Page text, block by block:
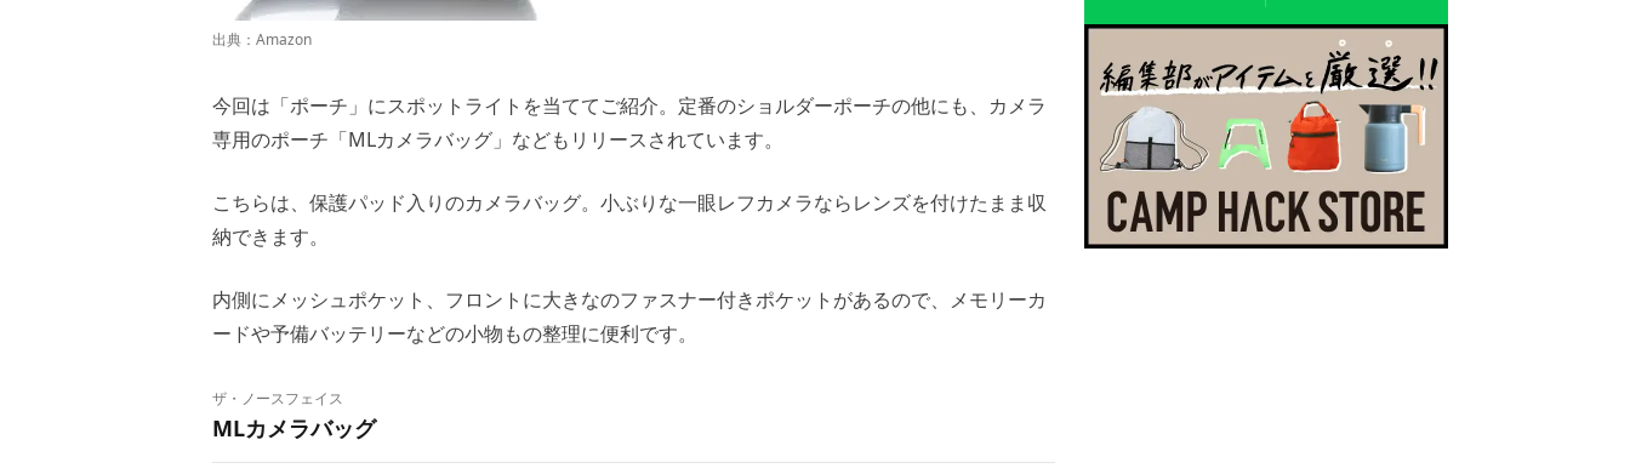
出典： Amazon
今回は「ポーチ」にスポットライトを当ててご紹介。定番のショルダーポーチの他にも、カメラ
専用のポーチ「MLカメラバッグ」などもリリースされています。
こちらは、保護パッド入りのカメラバッグ。小ぶりな一眼レフカメラならレンズを付けたまま収
納できます。
内側にメッシュポケット、フロントに大きなのファスナー付きポケットがあるので、メモリーカ
ードや予備バッテリーなどの小物もの整理に便利です。
ザ・ノースフェイス
MLカメラバッグ